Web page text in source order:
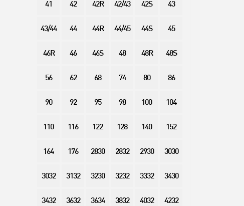
41 42 42R 42/43 42S 43
43/44 44 44R 44/45 44S 45
46R 46 46S 48 48R 48S
56 62 68 74 80 86
90 92 95 98 100 104
110 116 122 128 140 152
164 176 2830 2832 2930 3030
3032 3132 3230 3232 3332 3430
3432 3632 3634 3832 4032 4232